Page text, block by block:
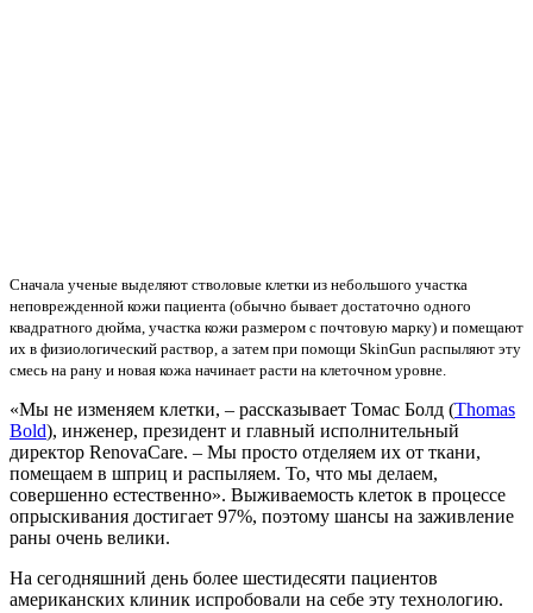
Сначала ученые выделяют стволовые клетки из небольшого участка
неповрежденной кожи пациента (обычно бывает достаточно одного
квадратного дюйма, участка кожи размером с почтовую марку) и помещают
их в физиологический раствор, а затем при помощи SkinGun распыляют эту
смесь на рану и новая кожа начинает расти на клеточном уровне.
«Мы не изменяем клетки, – рассказывает Томас Болд (Thomas
Bold), инженер, президент и главный исполнительный
директор RenovaCare. – Мы просто отделяем их от ткани,
помещаем в шприц и распыляем. То, что мы делаем,
совершенно естественно». Выживаемость клеток в процессе
опрыскивания достигает 97%, поэтому шансы на заживление
раны очень велики.
На сегодняшний день более шестидесяти пациентов
американских клиник испробовали на себе эту технологию.